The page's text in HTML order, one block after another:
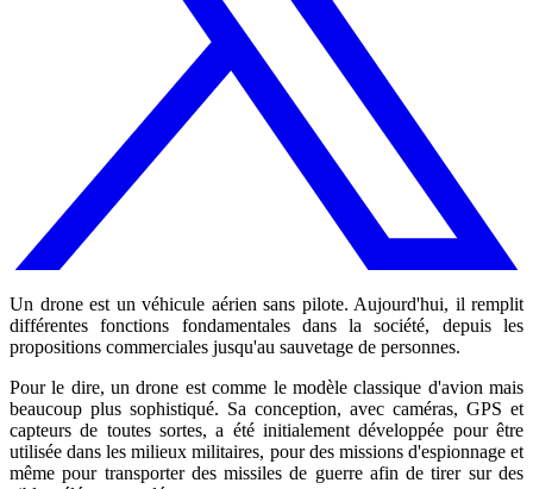
Un drone est un véhicule aérien sans pilote. Aujourd'hui, il remplit
différentes fonctions fondamentales dans la société, depuis les
propositions commerciales jusqu'au sauvetage de personnes.
Pour le dire, un drone est comme le modèle classique d'avion mais
beaucoup plus sophistiqué. Sa conception, avec caméras, GPS et
capteurs de toutes sortes, a été initialement développée pour être
utilisée dans les milieux militaires, pour des missions d'espionnage et
même pour transporter des missiles de guerre afin de tirer sur des